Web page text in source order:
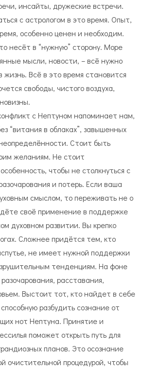
инсайты, дружеские встречи.
с астрологом в это время. Опыт,
особенно ценен и необходим.
несёт в “нужную” сторону. Море
мысли, новости, – всё нужно
жизнь. Всё в это время становится
свободы, чистого воздуха,
с Нептуном напоминает нам,
“витания в облаках”, завышенных
Стоит быть
желаниям. Не стоит
чтобы не столкнуться с
и потерь. Если ваша
смыслом, то переживать не о
своё применение в поддержке
духовном развитии. Вы крепко
Сложнее придётся тем, кто
не имеет нужной поддержки
тенденциям. На фоне
расставания,
Выстоит тот, кто найдет в себе
разбудить сознание от
нот Нептуна. Принятие и
поможет открыть путь для
планов. Это осознание
очистительной процедурой, чтобы